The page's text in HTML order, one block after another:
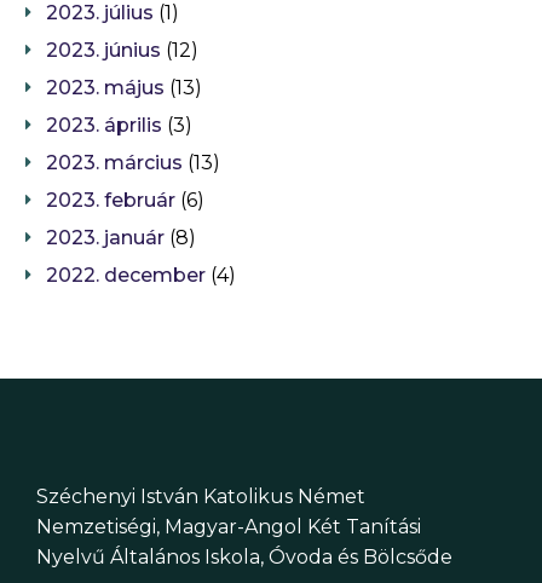
2023. július (1)
2023. június (12)
2023. május (13)
2023. április (3)
2023. március (13)
2023. február (6)
2023. január (8)
2022. december (4)
Széchenyi István Katolikus Német
Nemzetiségi, Magyar-Angol Két Tanítási
Nyelvű Általános Iskola, Óvoda és Bölcsőde